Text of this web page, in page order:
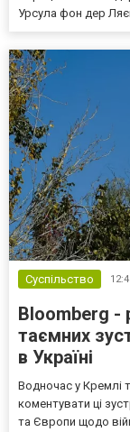
Урсула фон дер
Суспільство
Bloomberg -
таємних
в Україні
Водночас у Кремлі
коментувати ці
та Європи щодо